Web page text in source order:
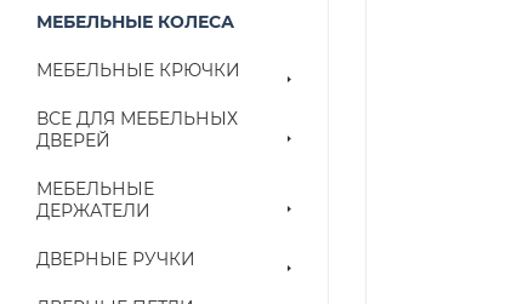
МЕБЕЛЬНЫЕ КОЛЕСА
МЕБЕЛЬНЫЕ КРЮЧКИ
ВСЕ ДЛЯ МЕБЕЛЬНЫХ
ДВЕРЕЙ
МЕБЕЛЬНЫЕ
ДЕРЖАТЕЛИ
ДВЕРНЫЕ РУЧКИ